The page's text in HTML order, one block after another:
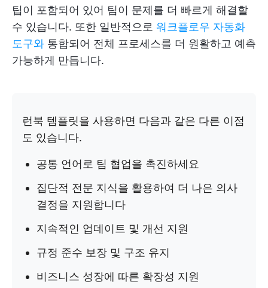
팁이 포함되어 있어 팀이 문제를 더 빠르게 해결할
수 있습니다. 또한 일반적으로 워크플로우 자동화
도구와 통합되어 전체 프로세스를 더 원활하고 예측
가능하게 만듭니다.
런북 템플릿을 사용하면 다음과 같은 다른 이점
도 있습니다.
공통 언어로 팀 협업을 촉진하세요
집단적 전문 지식을 활용하여 더 나은 의사
결정을 지원합니다
지속적인 업데이트 및 개선 지원
규정 준수 보장 및 구조 유지
비즈니스 성장에 따른 확장성 지원